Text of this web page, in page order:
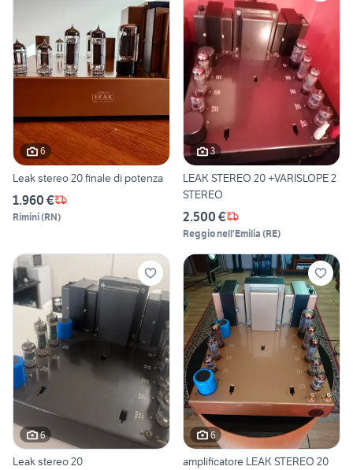
6
Leak stereo 20 finale di potenza
1.960 €
Rimini(RN)
3
LEAK STEREO 20 +VARISLOPE 2
STEREO
2.500 €
Reggio nell'Emilia (RE)
6
Leak stereo 20
6
amplificatore LEAK STEREO 20